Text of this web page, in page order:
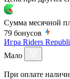
Сумма месячной
79 бонусов
Игра Riders
Мало
При оплате